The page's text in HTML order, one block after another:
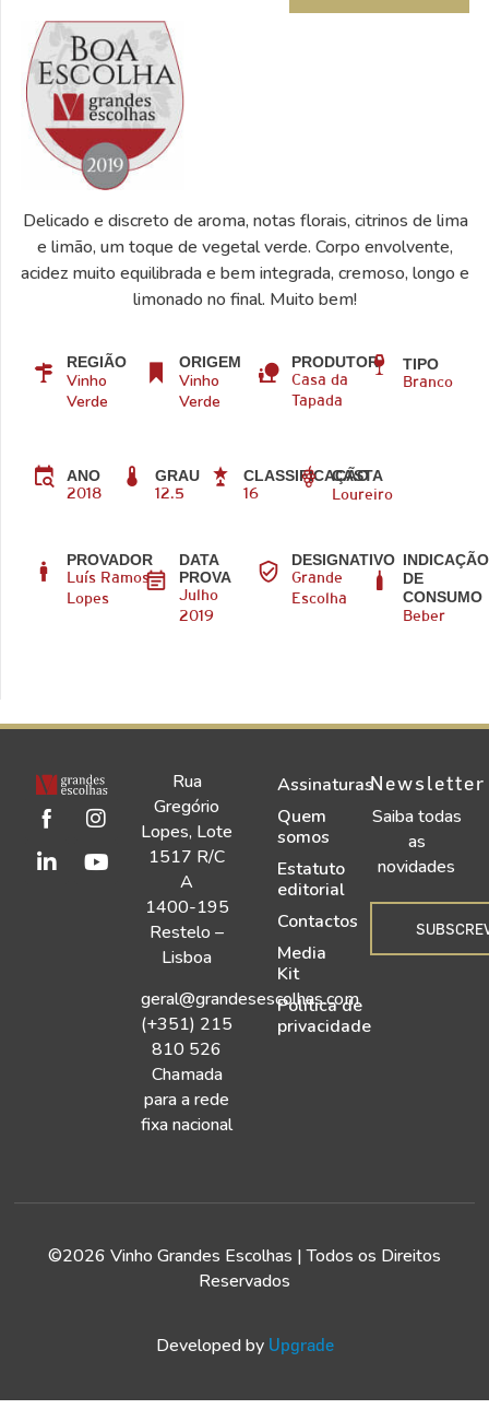
Delicado e discreto de aroma, notas florais, citrinos de lima
e limão, um toque de vegetal verde. Corpo envolvente,
acidez muito equilibrada e bem integrada, cremoso, longo e
limonado no final. Muito bem!
REGIÃO
Vinho
Verde
ORIGEM
Vinho
Verde
PRODUTOR
Casa da
Tapada
TIPO
Branco
ANO
2018
GRAU
12.5
CLASSIFICAÇÃO
16
CASTA
Loureiro
PROVADOR
Luís Ramos
Lopes
DATA
PROVA
Julho
2019
DESIGNATIVO
Grande
Escolha
INDICAÇÃO
DE
CONSUMO
Beber
Rua
Gregório
Lopes, Lote
1517 R/C
A
1400-195
Restelo –
Lisboa
geral@grandesescolhas.com
(+351) 215
810 526
Chamada
para a rede
fixa nacional
Assinaturas
Quem
somos
Estatuto
editorial
Contactos
Media
Kit
Política de
privacidade
Newsletter
Saiba todas
as
novidades
©2026 Vinho Grandes Escolhas | Todos os Direitos
Reservados
Developed by Upgrade